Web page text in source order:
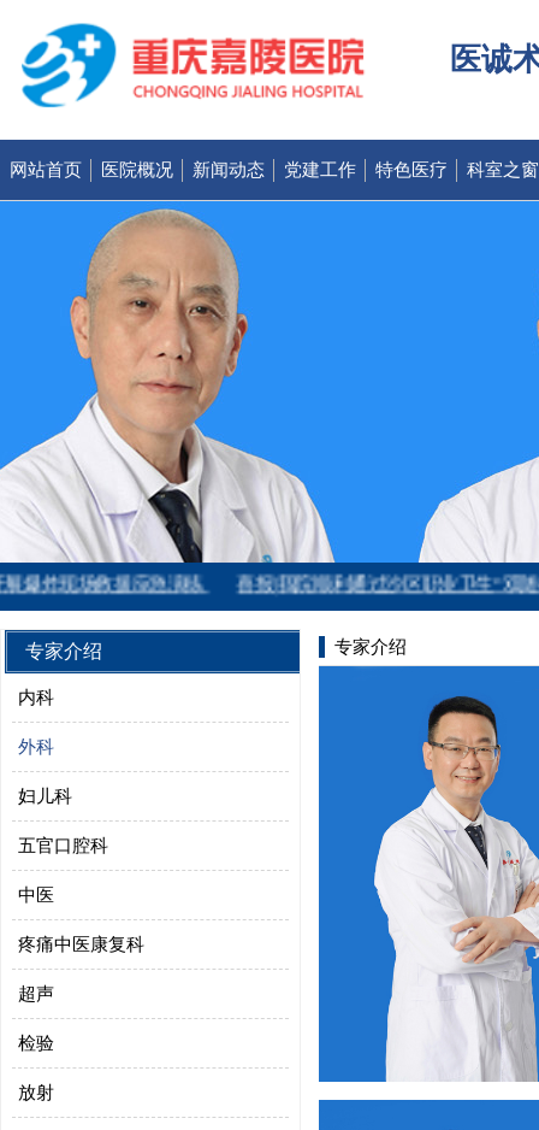
医诚
网站首页 医院概况 新闻动态 党建工作 特色医疗 科室之窗
现场救援应急演练 喜报|我院顺利通过沙区职业卫生“双随机”
专家介绍
内科
外科
妇儿科
五官口腔科
中医
疼痛中医康复科
超声
检验
放射
专家介绍